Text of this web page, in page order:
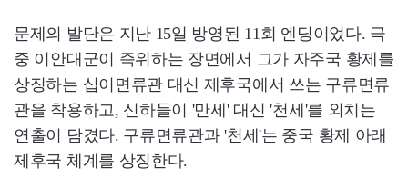
문제의 발단은 지난 15일 방영된 11회 엔딩이었다. 극
중 이안대군이 즉위하는 장면에서 그가 자주국 황제를
상징하는 십이면류관 대신 제후국에서 쓰는 구류면류
관을 착용하고, 신하들이 '만세' 대신 '천세'를 외치는
연출이 담겼다. 구류면류관과 '천세'는 중국 황제 아래
제후국 체계를 상징한다.